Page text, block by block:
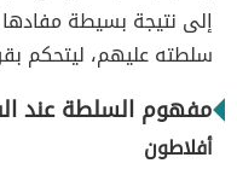
إلى نتيجة بسيطة
سلطته عليهم، ليتحكم
مفهوم السلطة عند
أفلاطون